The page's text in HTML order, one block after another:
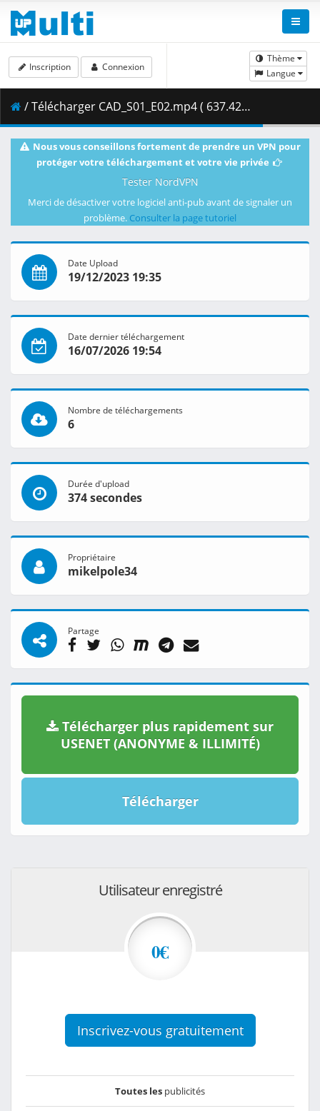
Thème
Langue
Inscription Connexion
/ Télécharger CAD_S01_E02.mp4 ( 637.42 MB )
Nous vous conseillons fortement de prendre un VPN pour
protéger votre téléchargement et votre vie privée
Tester NordVPN
Merci de désactiver votre logiciel anti-pub avant de signaler un
problème. Consulter la page tutoriel
Date Upload
19/12/2023 19:35
Date dernier téléchargement
16/07/2026 19:54
Nombre de téléchargements
6
Durée d'upload
374 secondes
Propriétaire
mikelpole34
Partage
Télécharger plus rapidement sur
USENET (ANONYME & ILLIMITÉ)
Télécharger
Utilisateur enregistré
0€
Inscrivez-vous gratuitement
Toutes les publicités